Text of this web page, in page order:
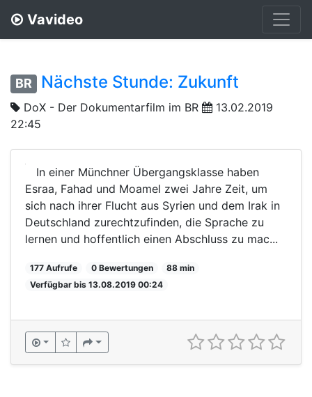
Vavideo
BR Nächste Stunde: Zukunft
DoX - Der Dokumentarfilm im BR
13.02.2019
22:45
In einer Münchner Übergangsklasse haben
Esraa, Fahad und Moamel zwei Jahre Zeit, um
sich nach ihrer Flucht aus Syrien und dem Irak in
Deutschland zurechtzufinden, die Sprache zu
lernen und hoffentlich einen Abschluss zu mac...
177 Aufrufe 0 Bewertungen
88 min
Verfügbar bis 13.08.2019 00:24